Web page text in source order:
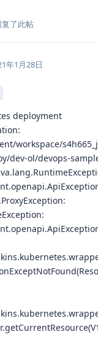
复了此帖
年1月28日
deployment
workspace/
dev-ol/devops-